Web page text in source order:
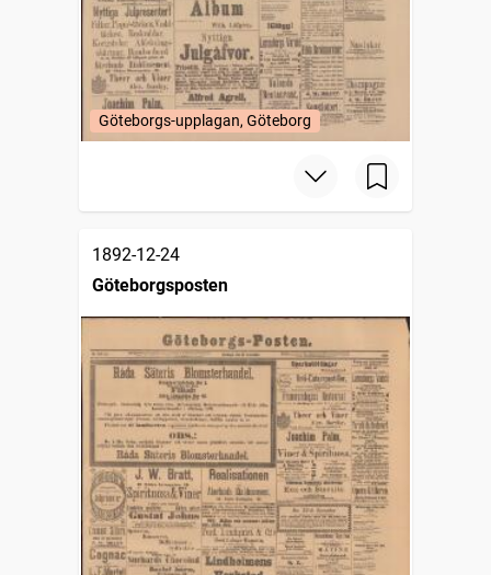
Göteborgs-upplagan, Göteborg
1892-12-24
Göteborgsposten